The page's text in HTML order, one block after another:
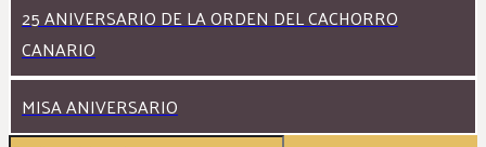
25 ANIVERSARIO DE LA ORDEN DEL CACHORRO
CANARIO
MISA ANIVERSARIO